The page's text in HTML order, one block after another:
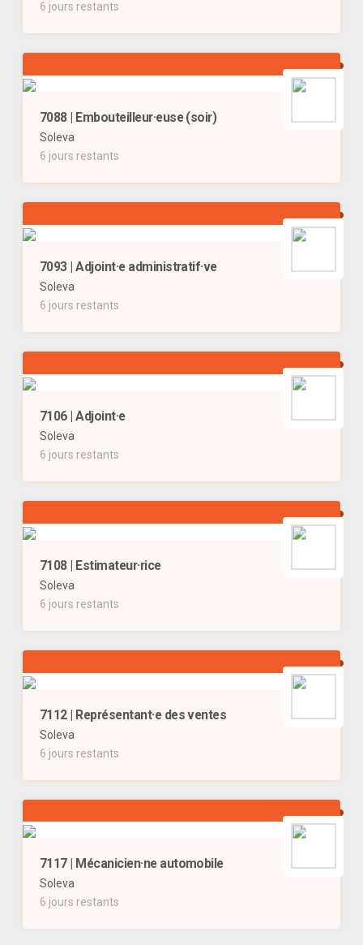
6 jours restants
7088 | Embouteilleur·euse (soir)
Soleva
6 jours restants
7093 | Adjoint·e administratif·ve
Soleva
6 jours restants
7106 | Adjoint·e
Soleva
6 jours restants
7108 | Estimateur·rice
Soleva
6 jours restants
7112 | Représentant·e des ventes
Soleva
6 jours restants
7117 | Mécanicien·ne automobile
Soleva
6 jours restants